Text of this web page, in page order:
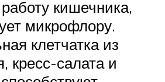
кишечника,
микрофлору.
клетчатка из
кресс-салата и